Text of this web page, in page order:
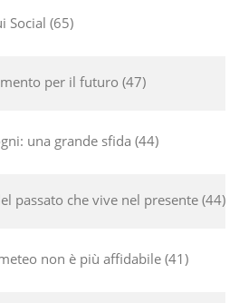
Social 65
per il futuro 47
una grande sfida 44
passato che vive nel presente 44
non è più affidabile 41